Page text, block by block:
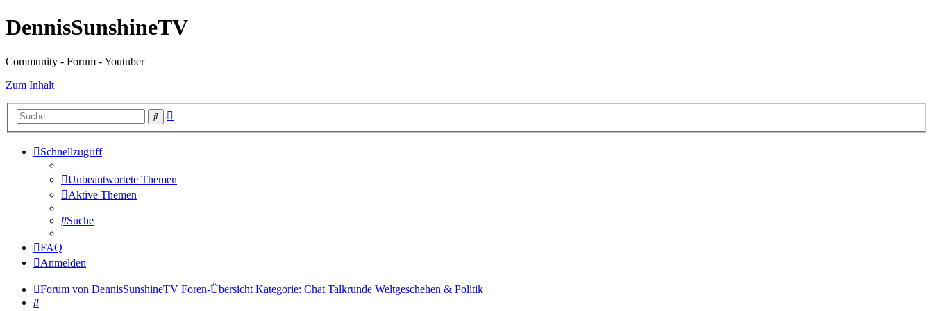
DennisSunshineTV
Community - Forum - Youtuber
Zum Inhalt
Suche
Schnellzugriff
Unbeantwortete Themen
Aktive Themen
Suche
FAQ
Anmelden
Forum von DennisSunshineTV Foren-Übersicht Kategorie: Chat Talkrunde Weltgeschehen & Politik
Suche